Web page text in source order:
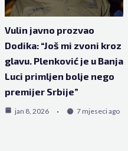
Vulin javno prozvao
Dodika: “Još mi zvoni kroz
glavu. Plenković je u Banja
Luci primljen bolje nego
premijer Srbije”
jan 8, 2026 7 mjeseci ago